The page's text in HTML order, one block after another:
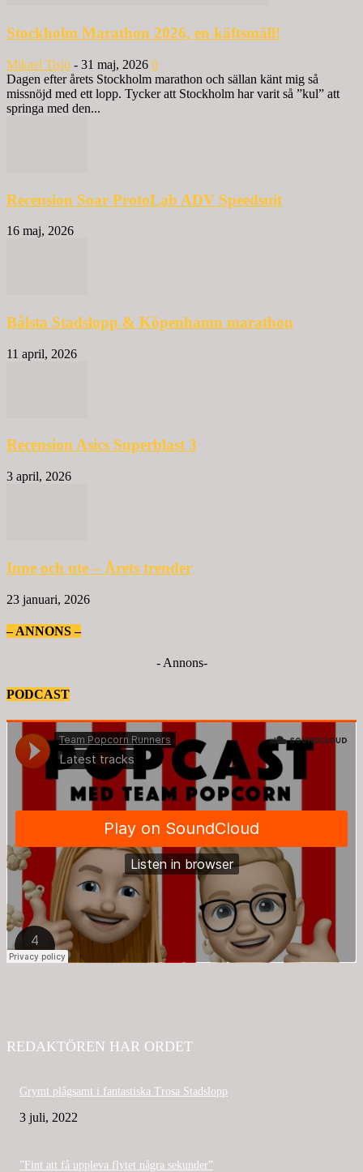
Stockholm Marathon 2026, en käftsmäll!
Mikael Tisjö - 31 maj, 2026 0
Dagen efter årets Stockholm marathon och sällan känt mig så
missnöjd med ett lopp. Tycker att Stockholm har varit så ”kul” att
springa med den...
Recension Soar ProtoLab ADV Speedsuit
16 maj, 2026
Bålsta Stadslopp & Köpenhamn marathon
11 april, 2026
Recension Asics Superblast 3
3 april, 2026
Inne och ute – Årets trender
23 januari, 2026
– ANNONS –
- Annons-
PODCAST
REDAKTÖREN HAR ORDET
Grymt plågsamt i fantastiska Trosa Stadslopp
3 juli, 2022
”Fint att få uppleva flytet några sekunder”